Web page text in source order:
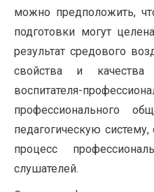
можно предположить,
подготовки могут
результат средового
свойства и качества
воспитателя-
профессионального
педагогическую
процесс
слушателей.